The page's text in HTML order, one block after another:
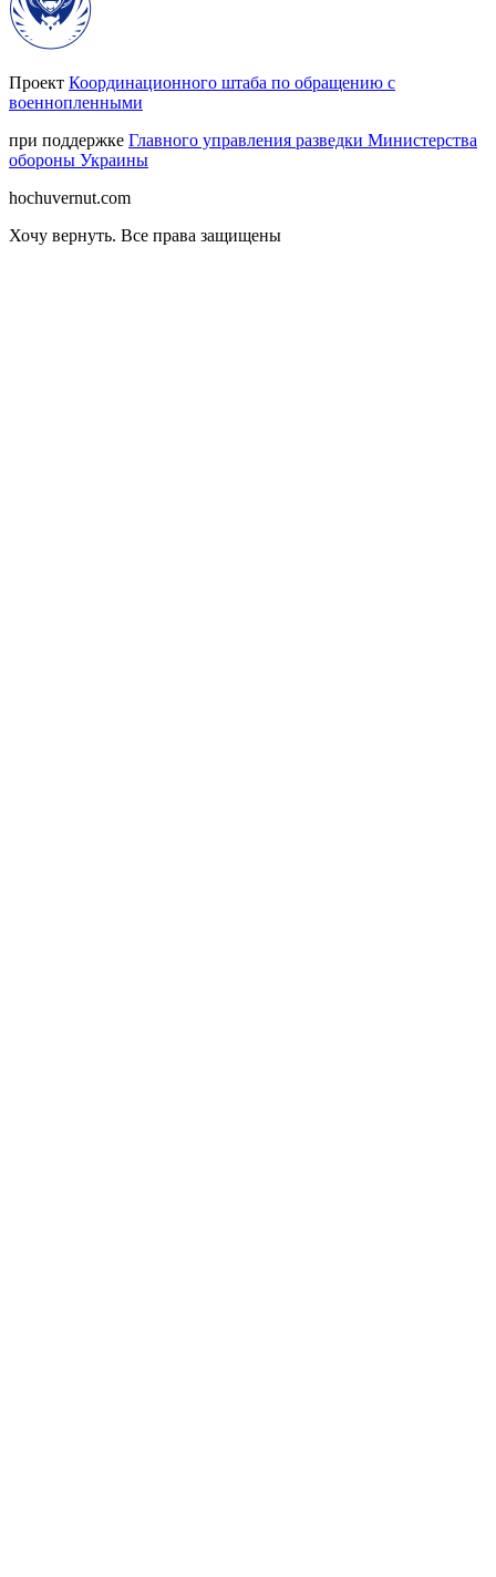
Проект Координационного штаба по обращению с
военнопленными
при поддержке Главного управления разведки Министерства
обороны Украины
hochuvernut.com
Хочу вернуть. Все права защищены